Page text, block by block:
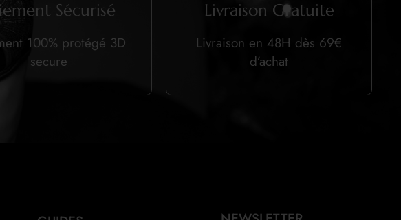
Sécurisé
100% protégé 3D
secure
Livraison Gratuite
Livraison en 48H dès 69€
d’achat